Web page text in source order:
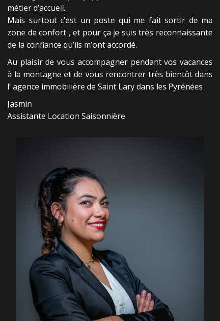
métier d’accueil.
Mais surtout c’est un poste qui me fait sortir de ma
zone de confort , et pour ça je suis très reconnaissante
de la confiance qu’ils m’ont accordé.
Au plaisir de vous accompagner pendant vos vacances
à la montagne et de vous rencontrer très bientôt dans
l’ agence immobilière de Saint Lary dans les Pyrénées
Jasmin
Assistante Location Saisonnière